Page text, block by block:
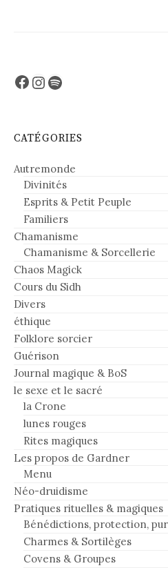
Facebook
Instagram
Spotify
CATÉGORIES
Autremonde
Divinités
Esprits & Petit Peuple
Familiers
Chamanisme
Chamanisme & Sorcellerie
Chaos Magick
Cours du Sidh
Divers
éthique
Folklore sorcier
Guérison
Journal magique & BoS
le sexe et le sacré
la Crone
lunes rouges
Rites magiques
Les propos de Gardner
Menu
Néo-druidisme
Pratiques rituelles & magiques
Bénédictions, protection,
Charmes & Sortilèges
Covens & Groupes